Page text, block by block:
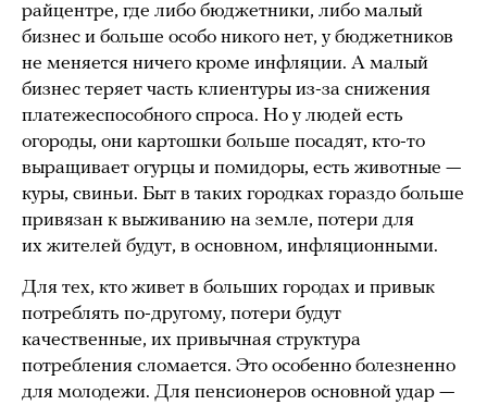
райцентре, где либо бюджетники, либо малый
бизнес и больше особо никого нет, у бюджетников
не меняется ничего кроме инфляции. А малый
бизнес теряет часть клиентуры из-за снижения
платежеспособного спроса. Но у людей есть
огороды, они картошки больше посадят, кто-то
выращивает огурцы и помидоры, есть животные —
куры, свиньи. Быт в таких городках гораздо больше
привязан к выживанию на земле, потери для
их жителей будут, в основном, инфляционными.
Для тех, кто живет в больших городах и привык
потреблять по-другому, потери будут
качественные, их привычная структура
потребления сломается. Это особенно болезненно
для молодежи. Для пенсионеров основной удар —